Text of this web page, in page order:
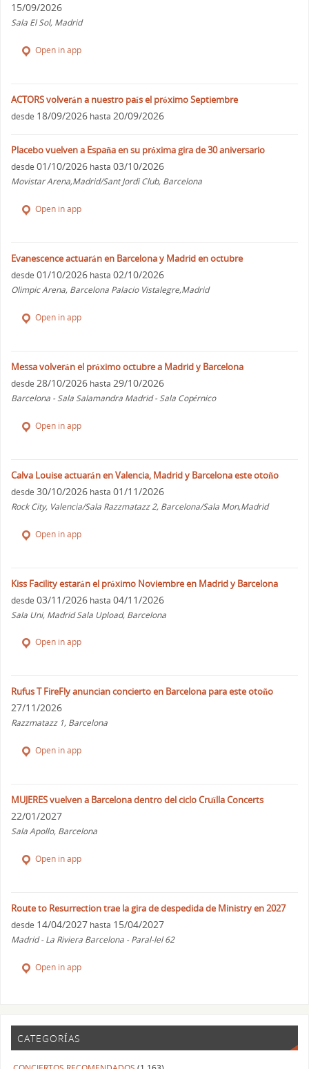
15/09/2026
Sala El Sol, Madrid
Open in app
ACTORS volverán a nuestro país el próximo Septiembre
desde 18/09/2026 hasta 20/09/2026
Placebo vuelven a España en su próxima gira de 30 aniversario
desde 01/10/2026 hasta 03/10/2026
Movistar Arena,Madrid/Sant Jordi Club, Barcelona
Open in app
Evanescence actuarán en Barcelona y Madrid en octubre
desde 01/10/2026 hasta 02/10/2026
Olimpic Arena, Barcelona Palacio Vistalegre,Madrid
Open in app
Messa volverán el próximo octubre a Madrid y Barcelona
desde 28/10/2026 hasta 29/10/2026
Barcelona - Sala Salamandra Madrid - Sala Copérnico
Open in app
Calva Louise actuarán en Valencia, Madrid y Barcelona este otoño
desde 30/10/2026 hasta 01/11/2026
Rock City, Valencia/Sala Razzmatazz 2, Barcelona/Sala Mon,Madrid
Open in app
Kiss Facility estarán el próximo Noviembre en Madrid y Barcelona
desde 03/11/2026 hasta 04/11/2026
Sala Uni, Madrid Sala Upload, Barcelona
Open in app
Rufus T FireFly anuncian concierto en Barcelona para este otoño
27/11/2026
Razzmatazz 1, Barcelona
Open in app
MUJERES vuelven a Barcelona dentro del ciclo Cruïlla Concerts
22/01/2027
Sala Apollo, Barcelona
Open in app
Route to Resurrection trae la gira de despedida de Ministry en 2027
desde 14/04/2027 hasta 15/04/2027
Madrid - La Riviera Barcelona - Paral-lel 62
Open in app
CATEGORÍAS